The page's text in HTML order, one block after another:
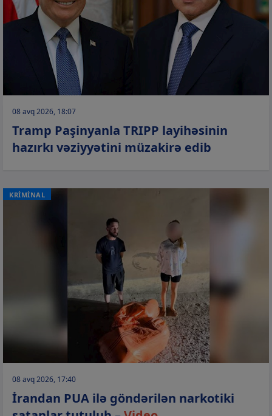
08 avq 2026, 18:07
Tramp Paşinyanla TRIPP layihəsinin
hazırkı vəziyyətini müzakirə edib
KRİMİNAL
08 avq 2026, 17:40
İrandan PUA ilə göndərilən narkotiki